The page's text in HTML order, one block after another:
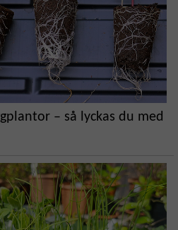
– så lyckas du med